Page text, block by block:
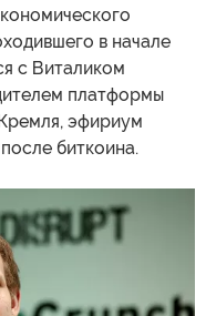
в начале
с Виталиком
платформы
эфириум
биткоина.